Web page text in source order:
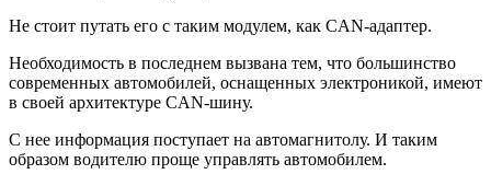
Не стоит путать его с таким модулем, как CAN-адаптер.
Необходимость в последнем вызвана тем, что большинство
современных автомобилей, оснащенных электроникой, имеют
в своей архитектуре CAN-шину.
С нее информация поступает на автомагнитолу. И таким
образом водителю проще управлять автомобилем.